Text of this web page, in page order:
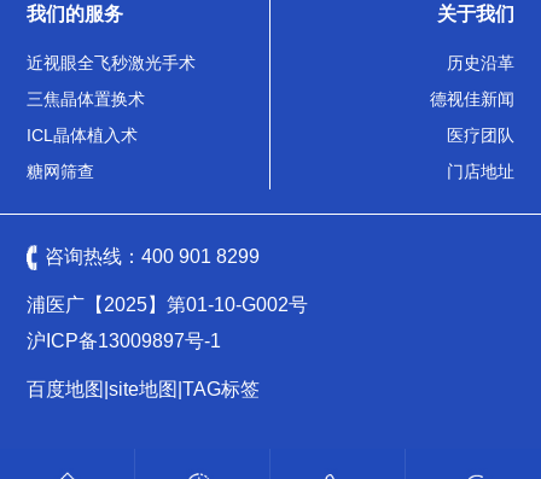
我们的服务
近视眼全飞秒激光手术
三焦晶体置换术
ICL晶体植入术
糖网筛查
关于我们
历史沿革
德视佳新闻
医疗团队
门店地址
咨询热线：400 901 8299
浦医广【2025】第01-10-G002号
沪ICP备13009897号-1
百度地图 |site地图 |TAG标签